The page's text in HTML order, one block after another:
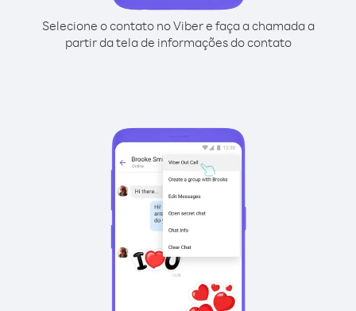
Selecione o contato no Viber e faça a chamada a
partir da tela de informações do contato